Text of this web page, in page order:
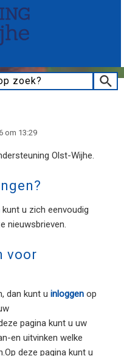
om 13:29
Olst-Wijhe.
kunt u zich eenvoudig
nieuwsbrieven.
voor
dan kunt u inloggen op
pagina kunt u uw
en uitvinken welke
deze pagina kunt u